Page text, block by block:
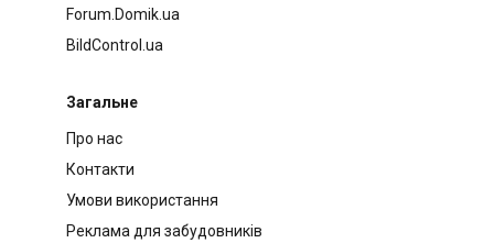
Forum.Domik.ua
BildControl.ua
Загальне
Про нас
Контакти
Умови використання
Реклама для забудовників